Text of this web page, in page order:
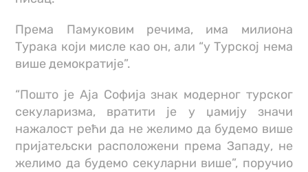
Према Памуковим речима, има милионa
Турака који мисле као он, али “у Турској нема
више демократије”.
“Пошто је Аја Софија знак модерног турског
секуларизма, вратити је у џамију значи
нажалост рећи да не желимо да будемо више
пријатељски расположени према Западу, не
желимо да будемо секуларни више”, поручио